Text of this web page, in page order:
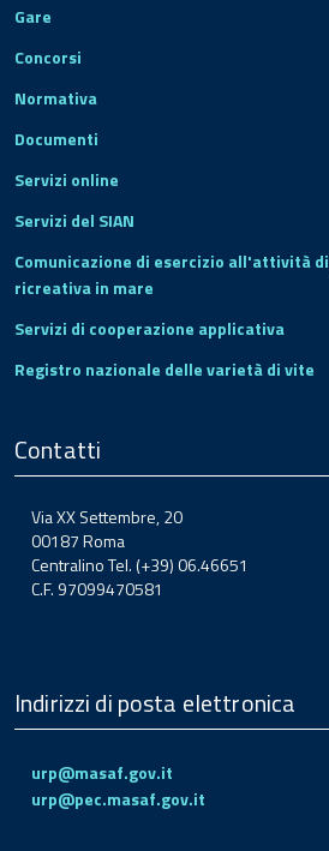
Gare
Concorsi
Normativa
Documenti
Servizi online
Servizi del SIAN
Comunicazione di esercizio all'attività
ricreativa in mare
Servizi di cooperazione applicativa
Registro nazionale delle varietà di vite
Contatti
Via XX Settembre, 20
00187 Roma
Centralino Tel. (+39) 06.46651
C.F. 97099470581
Indirizzi di posta elettronica
urp@masaf.gov.it
urp@pec.masaf.gov.it